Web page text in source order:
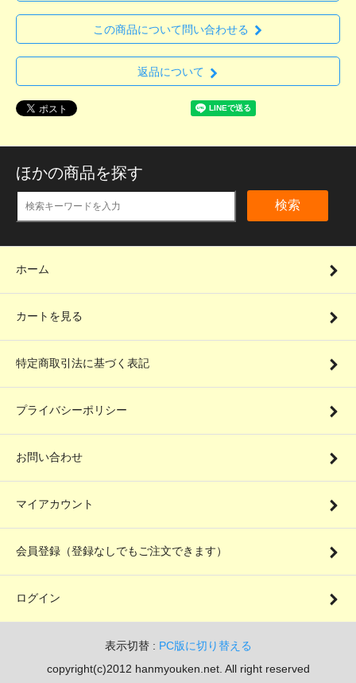
この商品について問い合わせる
返品について
ほかの商品を探す
検索
ホーム
カートを見る
特定商取引法に基づく表記
プライバシーポリシー
お問い合わせ
マイアカウント
会員登録（登録なしでもご注文できます）
ログイン
表示切替 : PC版に切り替える
copyright(c)2012 hanmyouken.net. All right reserved